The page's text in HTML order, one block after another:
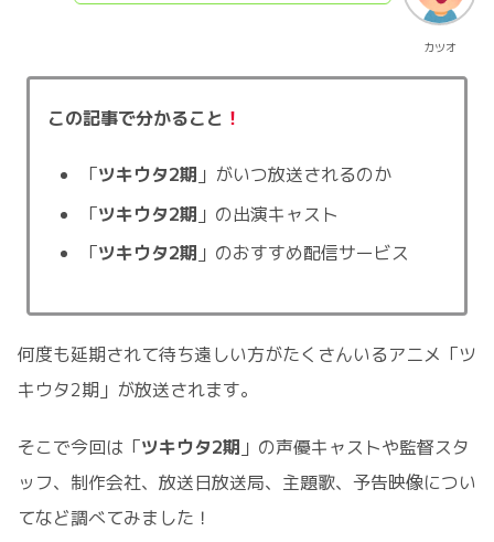
カツオ
この記事で分かること ！
「ツキウタ2期 」がいつ放送されるのか
「ツキウタ2期 」の出演キャスト
「ツキウタ2期 」のおすすめ配信サービス
何度も延期されて待ち遠しい方がたくさんいるアニメ「ツ
キウタ2期」が放送されます。
そこで今回は「ツキウタ2期 」の声優キャストや監督スタ
ッフ、制作会社、放送日放送局、主題歌、予告映像につい
てなど調べてみました！